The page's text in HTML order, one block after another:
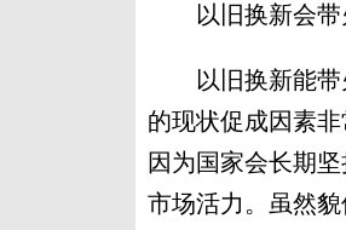
以旧换新会带
以旧换新能带火
的现状促成因素
因为国家会长期
市场活力。虽然